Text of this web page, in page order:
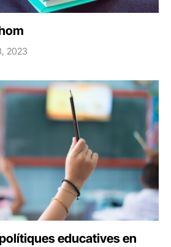
2023
educatives en